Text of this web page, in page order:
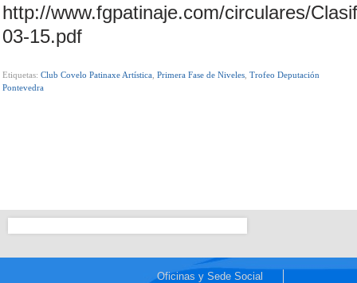
http://www.fgpatinaje.com/circulares/
03-15.pdf
Etiquetas: Club Covelo Patinaxe Artística Primera Fase de Niveles Trofeo Deputación
Pontevedra
Oficinas y Sede Social